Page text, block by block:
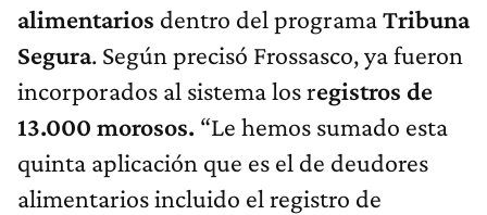
alimentarios dentro del programaTribuna
Segura. Según precisó Frossasco, ya fueron
incorporados al sistema los registros de
13.000 morosos. “Le hemos sumado esta
quinta aplicación que es el de deudores
alimentarios incluido el registro de